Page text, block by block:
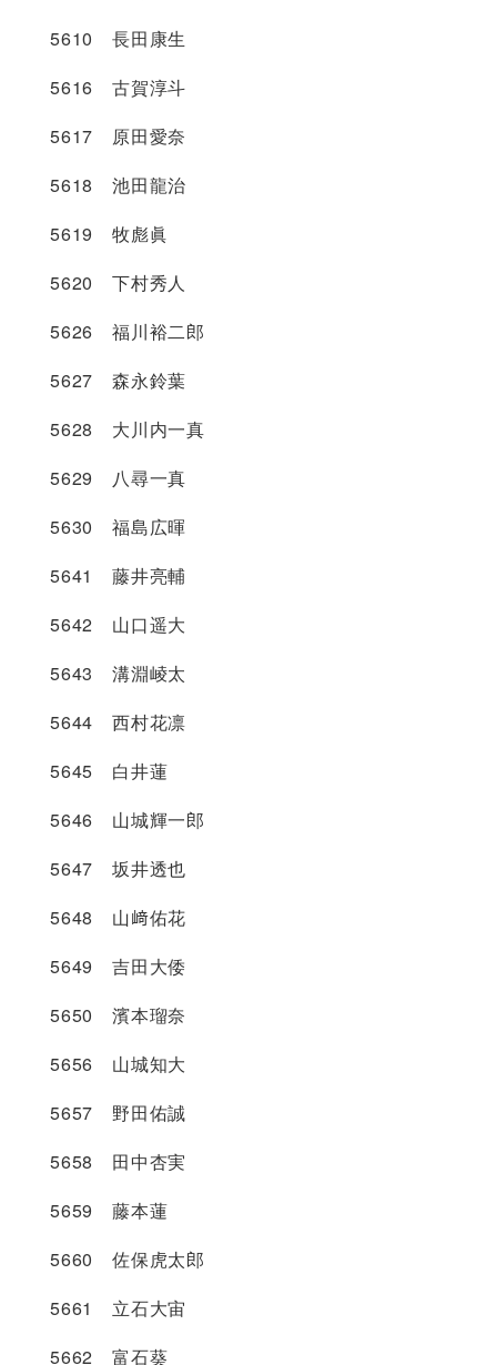
5610 長田康生
5616 古賀淳斗
5617 原田愛奈
5618 池田龍治
5619 牧彪眞
5620 下村秀人
5626 福川裕二郎
5627 森永鈴葉
5628 大川内一真
5629 八尋一真
5630 福島広暉
5641 藤井亮輔
5642 山口遥大
5643 溝淵崚太
5644 西村花凛
5645 白井蓮
5646 山城輝一郎
5647 坂井透也
5648 山﨑佑花
5649 吉田大倭
5650 濱本瑠奈
5656 山城知大
5657 野田佑誠
5658 田中杏実
5659 藤本蓮
5660 佐保虎太郎
5661 立石大宙
5662 富石葵